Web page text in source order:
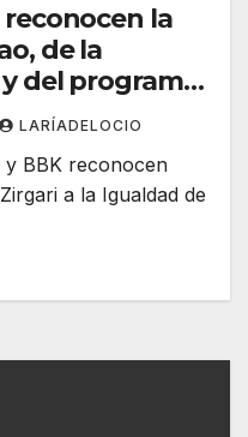
reconocen la
de la
del programa
LARÍADELOCIO
y BBK reconocen
a la Igualdad de